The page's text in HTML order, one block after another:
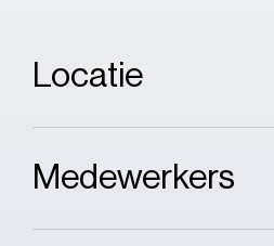
Locatie
Medewerkers